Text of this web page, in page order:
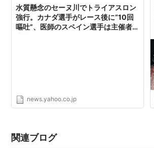
水質懸念のセーヌ川でトライアスロン
強行。カナダ選手がレース後に“10回
嘔吐”、医師のスペイン選手は主催者を
news.yahoo.co.jp
関連ブログ